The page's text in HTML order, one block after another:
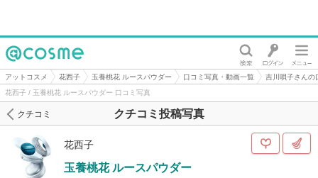
@cosme
アットコスメ 花西子 玉養桃花 ルースパウダー 口コミ写真・動画一覧
吉川唄子さんの
花西子 / 玉養桃花 ルースパウダー 口コミ写真
クチコミ投稿写真
クチコミ
花西子
玉養桃花 ルースパウダー